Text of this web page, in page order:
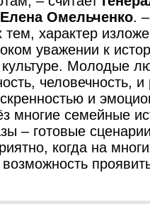
Омельченко.
тем, характер
уважении к
Молодые
человечность,
и
многие семейные
– готовые
когда на